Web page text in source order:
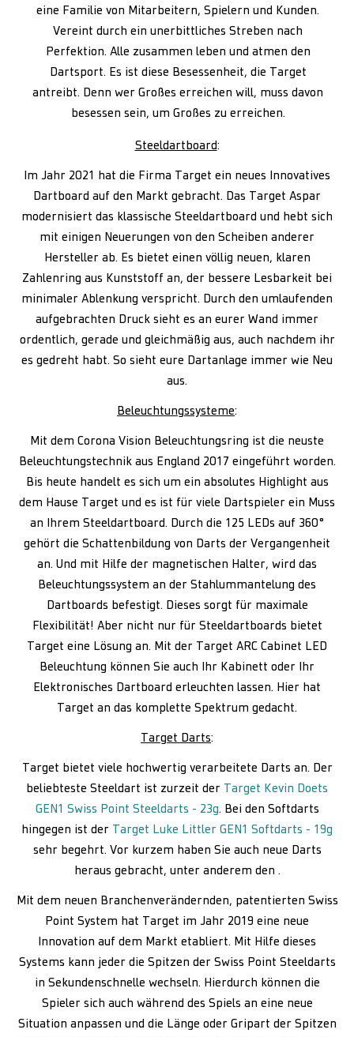
eine Familie von Mitarbeitern, Spielern und Kunden.
Vereint durch ein unerbittliches Streben nach
Perfektion. Alle zusammen leben und atmen den
Dartsport. Es ist diese Besessenheit, die Target
antreibt. Denn wer Großes erreichen will, muss davon
besessen sein, um Großes zu erreichen.
Steeldartboard:
Im Jahr 2021 hat die Firma Target ein neues Innovatives
Dartboard auf den Markt gebracht. Das Target Aspar
modernisiert das klassische Steeldartboard und hebt sich
mit einigen Neuerungen von den Scheiben anderer
Hersteller ab. Es bietet einen völlig neuen, klaren
Zahlenring aus Kunststoff an, der bessere Lesbarkeit bei
minimaler Ablenkung verspricht. Durch den umlaufenden
aufgebrachten Druck sieht es an eurer Wand immer
ordentlich, gerade und gleichmäßig aus, auch nachdem ihr
es gedreht habt. So sieht eure Dartanlage immer wie Neu
aus.
Beleuchtungssysteme:
Mit dem Corona Vision Beleuchtungsring ist die neuste
Beleuchtungstechnik aus England 2017 eingeführt worden.
Bis heute handelt es sich um ein absolutes Highlight aus
dem Hause Target und es ist für viele Dartspieler ein Muss
an Ihrem Steeldartboard. Durch die 125 LEDs auf 360°
gehört die Schattenbildung von Darts der Vergangenheit
an. Und mit Hilfe der magnetischen Halter, wird das
Beleuchtungssystem an der Stahlummantelung des
Dartboards befestigt. Dieses sorgt für maximale
Flexibilität! Aber nicht nur für Steeldartboards bietet
Target eine Lösung an. Mit der Target ARC Cabinet LED
Beleuchtung können Sie auch Ihr Kabinett oder Ihr
Elektronisches Dartboard erleuchten lassen. Hier hat
Target an das komplette Spektrum gedacht.
Target Darts:
Target bietet viele hochwertig verarbeitete Darts an. Der
beliebteste Steeldart ist zurzeit der Target Kevin Doets
GEN1 Swiss Point Steeldarts - 23g. Bei den Softdarts
hingegen ist der Target Luke Littler GEN1 Softdarts - 19g
sehr begehrt. Vor kurzem haben Sie auch neue Darts
heraus gebracht, unter anderem den .
Mit dem neuen Branchenverändernden, patentierten Swiss
Point System hat Target im Jahr 2019 eine neue
Innovation auf dem Markt etabliert. Mit Hilfe dieses
Systems kann jeder die Spitzen der Swiss Point Steeldarts
in Sekundenschnelle wechseln. Hierdurch können die
Spieler sich auch während des Spiels an eine neue
Situation anpassen und die Länge oder Gripart der Spitzen